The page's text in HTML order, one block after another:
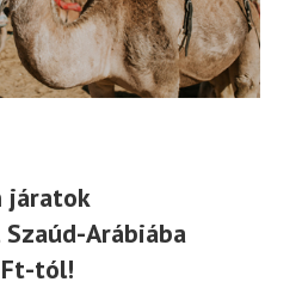
járatok
Arábiába
tól!